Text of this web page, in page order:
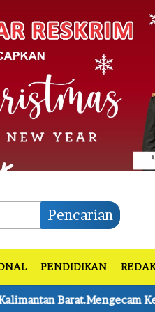
Pencarian
PENDIDIKAN
Keras Atas penyerangan